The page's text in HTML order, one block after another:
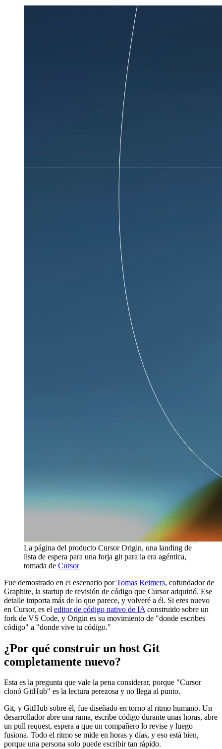
La página del producto Cursor Origin, una landing de
lista de espera para una forja git para la era agéntica,
tomada de Cursor
Fue demostrado en el escenario porTomas Reimers, cofundador de
Graphite, la startup de revisión de código que Cursor adquirió. Ese
detalle importa más de lo que parece, y volveré a él. Si eres nuevo
en Cursor, es el editor de código nativo de IA construido sobre un
fork de VS Code, y Origin es su movimiento de "donde escribes
código" a "donde vive tu código."
¿Por qué construir un host Git
completamente nuevo?
Esta es la pregunta que vale la pena considerar, porque "Cursor
clonó GitHub" es la lectura perezosa y no llega al punto.
Git, y GitHub sobre él, fue diseñado en torno al ritmo humano. Un
desarrollador abre una rama, escribe código durante unas horas, abre
un pull request, espera a que un compañero lo revise y luego
fusiona. Todo el ritmo se mide en horas y días, y eso está bien,
porque una persona solo puede escribir tan rápido.